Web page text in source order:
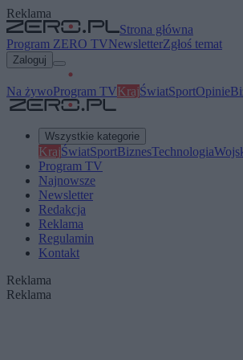
Reklama
Strona główna
Program ZERO TVNewsletterZgłoś temat
Zaloguj
Na żywoProgram TVKrajŚwiatSportOpinie
Wszystkie kategorie
KrajŚwiatSportBiznesTechnologia
Program TV
Najnowsze
Newsletter
Redakcja
Reklama
Regulamin
Kontakt
Reklama
Reklama